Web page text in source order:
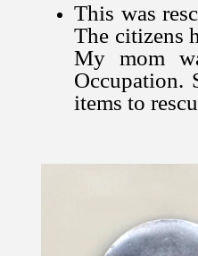
This was
The citizens
My mom
Occupation.
items to